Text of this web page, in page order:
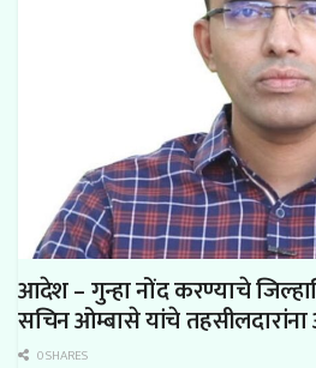
आदेश – गुन्हा नोंद करण्याचे
सचिन ओम्बासे यांचे
0 SHARES